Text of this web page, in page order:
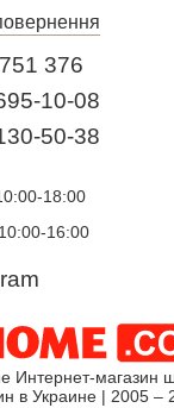
376
10-08
50-38
18:00
16:00
Интернет-магазин
в Украине | 2005 –